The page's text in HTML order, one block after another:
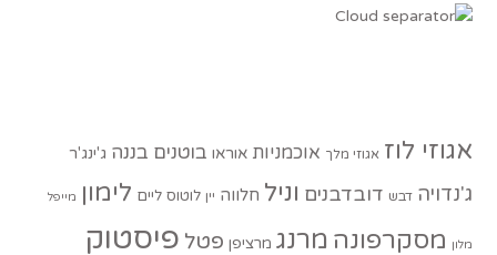
אגוזי לוז אגוזי מלך אוכמניות אוראו בוטנים בננה ג'ינג'ר
ג'נדויה דבש דובדבנים וניל חלווה יין לוטוס ליים לימון מייפל
מלון מסקרפונה מרנג מרציפן פטל פיסטוק